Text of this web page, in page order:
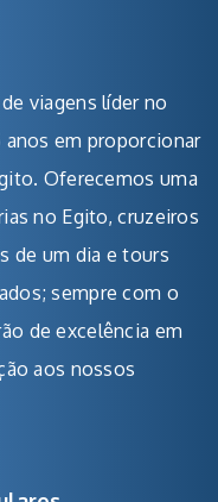
viagens líder no
anos em proporcionar
Oferecemos uma
no Egito, cruzeiros
de um dia e tours
sempre com o
de excelência em
aos nossos